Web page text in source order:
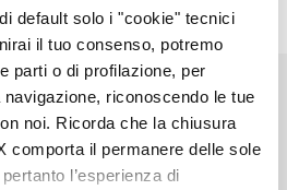
default solo i "cookie" tecnici
il tuo consenso, potremo
parti o di profilazione, per
riconoscendo le tue
noi. Ricorda che la chiusura
comporta il permanere delle sole
l’esperienza di